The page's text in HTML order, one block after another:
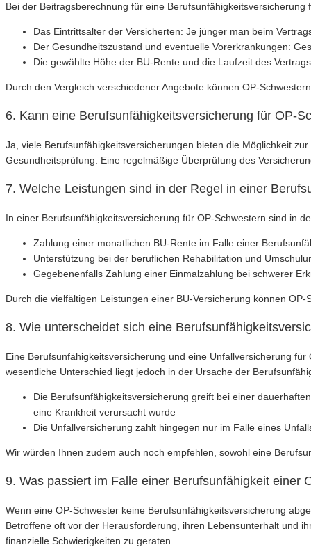
Bei der Beitragsberechnung für eine
Das Eintrittsalter der Versicherten: Je jünger man beim
Der Gesundheitszustand und eventuelle Vorerkrankungen:
Die gewählte Höhe der BU-Rente und die Laufzeit des
Durch den Vergleich verschiedener Angebote können OP-
6. Kann eine Berufsunfähigkeitsversicherung für OP-
Ja, viele Berufsunfähigkeitsversicherungen bieten die Möglichkeit
Gesundheitsprüfung. Eine regelmäßige Überprüfung des
7. Welche Leistungen sind in der Regel in einer
In einer Berufsunfähigkeitsversicherung für OP-Schwestern sind in
Zahlung einer monatlichen BU-Rente im Falle einer
Unterstützung bei der beruflichen Rehabilitation und
Gegebenenfalls Zahlung einer Einmalzahlung bei schwerer
Durch die vielfältigen Leistungen einer BU-Versicherung können
8. Wie unterscheidet sich eine
Eine Berufsunfähigkeitsversicherung und eine Unfallversicherung
wesentliche Unterschied liegt jedoch in der Ursache der
Die Berufsunfähigkeitsversicherung greift bei einer
eine Krankheit verursacht wurde
Die Unfallversicherung zahlt hingegen nur im Falle eines
Wir würden Ihnen zudem auch noch empfehlen, sowohl eine
9. Was passiert im Falle einer Berufsunfähigkeit einer
Wenn eine OP-Schwester keine Berufsunfähigkeitsversicherung
Betroffene oft vor der Herausforderung, ihren Lebensunterhalt und
finanzielle Schwierigkeiten zu geraten.